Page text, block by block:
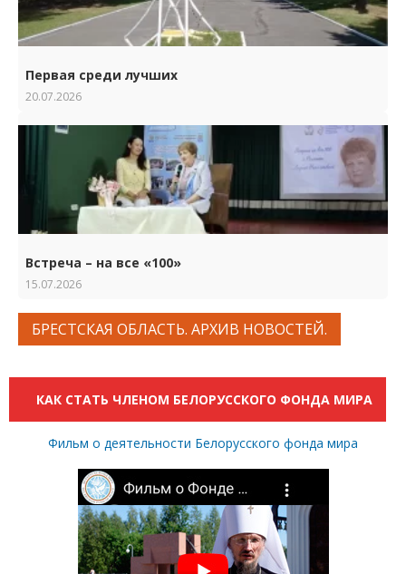
Первая среди лучших
20.07.2026
Встреча – на все «100»
15.07.2026
БРЕСТСКАЯ ОБЛАСТЬ. АРХИВ НОВОСТЕЙ.
КАК СТАТЬ ЧЛЕНОМ БЕЛОРУССКОГО ФОНДА МИРА
Фильм о деятельности Белорусского фонда мира